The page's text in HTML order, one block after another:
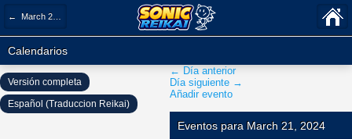
← March 2024
Calendarios
← Día anterior
Día siguiente →
Añadir evento
Eventos para March 21, 2024
Versión completa
Español (Traduccion Reikai)